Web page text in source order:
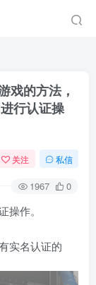
戏的方法，
行认证操
关注 私信
1967 0
作。
实名认证的